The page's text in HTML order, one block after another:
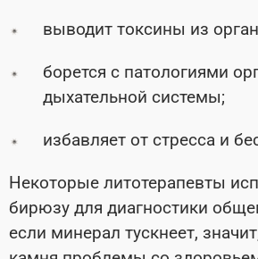
выводит токсины из
борется с патологиями
дыхательной системы;
избавляет от стресса и
Некоторые литотерапевты
бирюзу для диагностики
если минерал тускнеет,